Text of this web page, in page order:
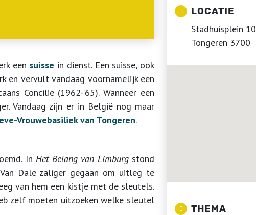
een suisse in dienst. Een suisse, ook
en vervult vandaag voornamelijk een
Concilie (1962-'65). Wanneer een
Vandaag zijn er in België nog maar
Vrouwebasiliek van Tongeren.
In Het Belang van Limburgstond
Dale zaliger gegaan om uitleg te
van hem een kistje met de sleutels.
zelf moeten uitzoeken welke sleutel
LOCATIE
Stadhuisplein 10
Tongeren 3700
THEMA